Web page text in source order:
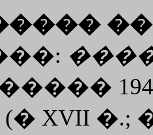
(� XVII